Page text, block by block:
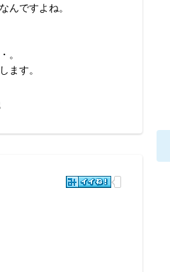
んですよね。
。
ます。